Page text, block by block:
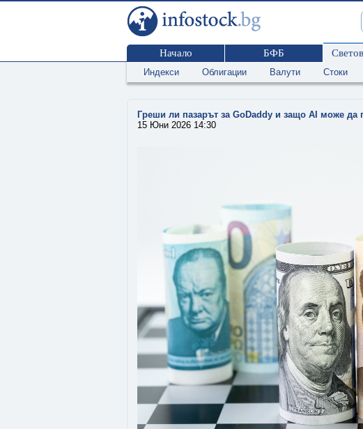
Начало БФБ
Индекси Облигации Валути Стоки
Греши ли пазарът за GoDaddy и защо AI може
15 Юни 2026 14:30